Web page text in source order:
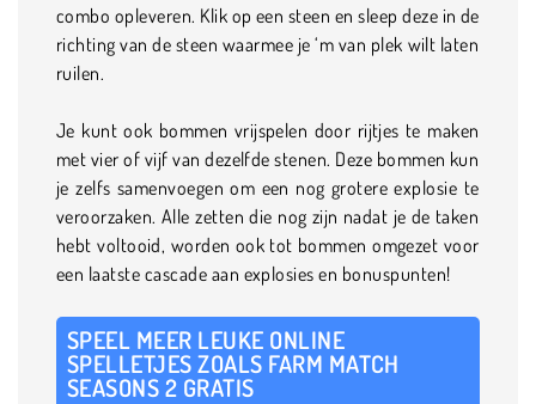
combo opleveren. Klik op een steen en sleep deze in de
richting van de steen waarmee je ‘m van plek wilt laten
ruilen.
Je kunt ook bommen vrijspelen door rijtjes te maken
met vier of vijf van dezelfde stenen. Deze bommen kun
je zelfs samenvoegen om een nog grotere explosie te
veroorzaken. Alle zetten die nog zijn nadat je de taken
hebt voltooid, worden ook tot bommen omgezet voor
een laatste cascade aan explosies en bonuspunten!
SPEEL MEER LEUKE ONLINE
SPELLETJES ZOALS FARM MATCH
SEASONS 2 GRATIS